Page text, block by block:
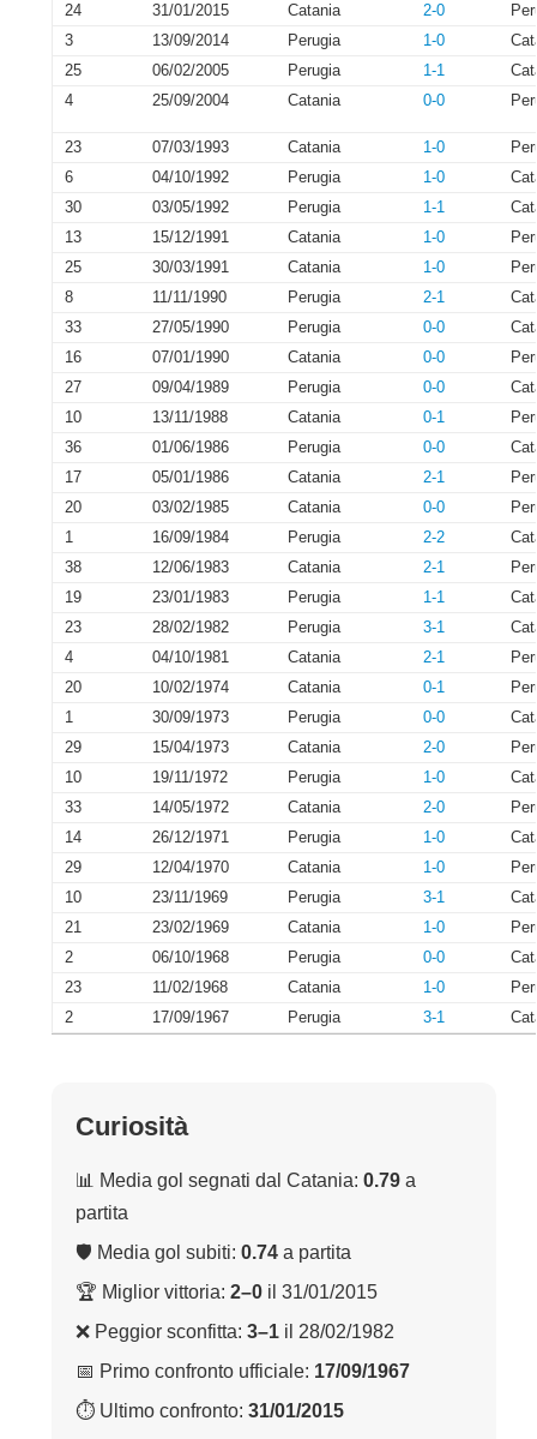
24
31/01/2015 Catania 2-0
3
13/09/2014 Perugia 1-0
25
06/02/2005 Perugia 1-1
4
25/09/2004 Catania 0-0
23 07/03/1993 Catania 1-0
6
04/10/1992 Perugia 1-0
30
03/05/1992 Perugia 1-1
13
15/12/1991 Catania 1-0
25
30/03/1991 Catania 1-0
8
11/11/1990 Perugia 2-1
33
27/05/1990 Perugia 0-0
16
07/01/1990 Catania 0-0
27
09/04/1989 Perugia 0-0
10
13/11/1988 Catania 0-1
36
01/06/1986 Perugia 0-0
17
05/01/1986 Catania 2-1
20
03/02/1985 Catania 0-0
1
16/09/1984 Perugia 2-2
38
12/06/1983 Catania 2-1
19
23/01/1983 Perugia 1-1
23
28/02/1982 Perugia 3-1
4
04/10/1981 Catania 2-1
20
10/02/1974 Catania 0-1
1
30/09/1973 Perugia 0-0
29
15/04/1973 Catania 2-0
10
19/11/1972 Perugia 1-0
33
14/05/1972 Catania 2-0
14
26/12/1971 Perugia 1-0
29
12/04/1970 Catania 1-0
10
23/11/1969 Perugia 3-1
21
23/02/1969 Catania 1-0
2
06/10/1968 Perugia 0-0
23
11/02/1968 Catania 1-0
2
17/09/1967 Perugia 3-1
Curiosità
📊 Media gol segnati dal Catania: 0.79 a
partita
🛡 Media gol subiti: 0.74 a partita
🏆 Miglior vittoria: 2–0 il 31/01/2015
❌ Peggior sconfitta: 3–1 il 28/02/1982
📅 Primo confronto ufficiale: 17/09/1967
⏱ Ultimo confronto: 31/01/2015